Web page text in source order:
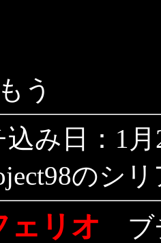
う
み日：1月
のシ
ェリオ ブ